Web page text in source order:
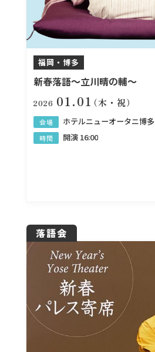
福岡・博多
新春落語～立川晴の輔～
2026 01.01（木・祝）
会場 ホテルニューオータニ博多
時間 開演 16:00
落語会